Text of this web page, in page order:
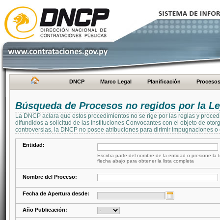
DNCP Marco Legal Planificación Procesos
Búsqueda de Procesos no regidos por la
La DNCP aclara que estos procedimientos no se rige por las reglas y
difundidos a solicitud de las Instituciones Convocantes con el objeto de
controversias, la DNCP no posee atribuciones para dirimir impugnaciones
Entidad:
Escriba parte del nombre de la entidad o presione la
flecha abajo para obtener la lista completa
Nombre del Proceso:
Fecha de Apertura desde:
Año Publicación: